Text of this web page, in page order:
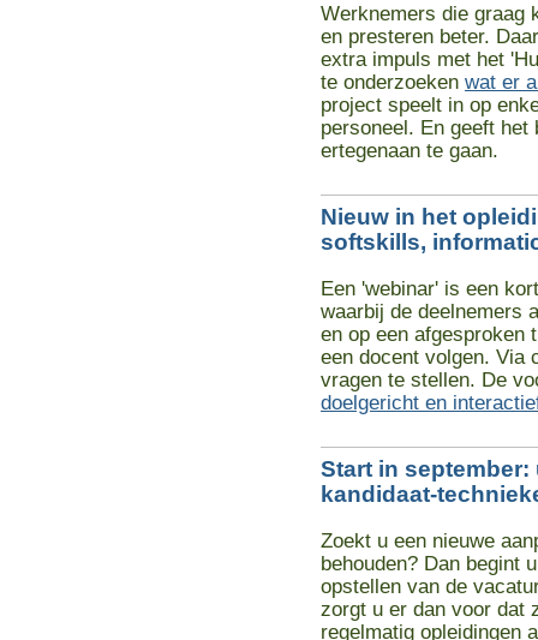
Werknemers die graag
en presteren beter.
extra impuls met het
te onderzoeken wat er
project speelt in op
personeel. En geeft
ertegenaan te gaan.
Nieuw in het
softskills,
Een 'webinar' is een
waarbij de deelnemers
en op een afgesproken
een docent volgen. Via
vragen te stellen. De
doelgericht en
Start in
kandidaat-
Zoekt u een nieuwe
behouden? Dan begint
opstellen van de
zorgt u er dan voor dat
regelmatig opleidingen